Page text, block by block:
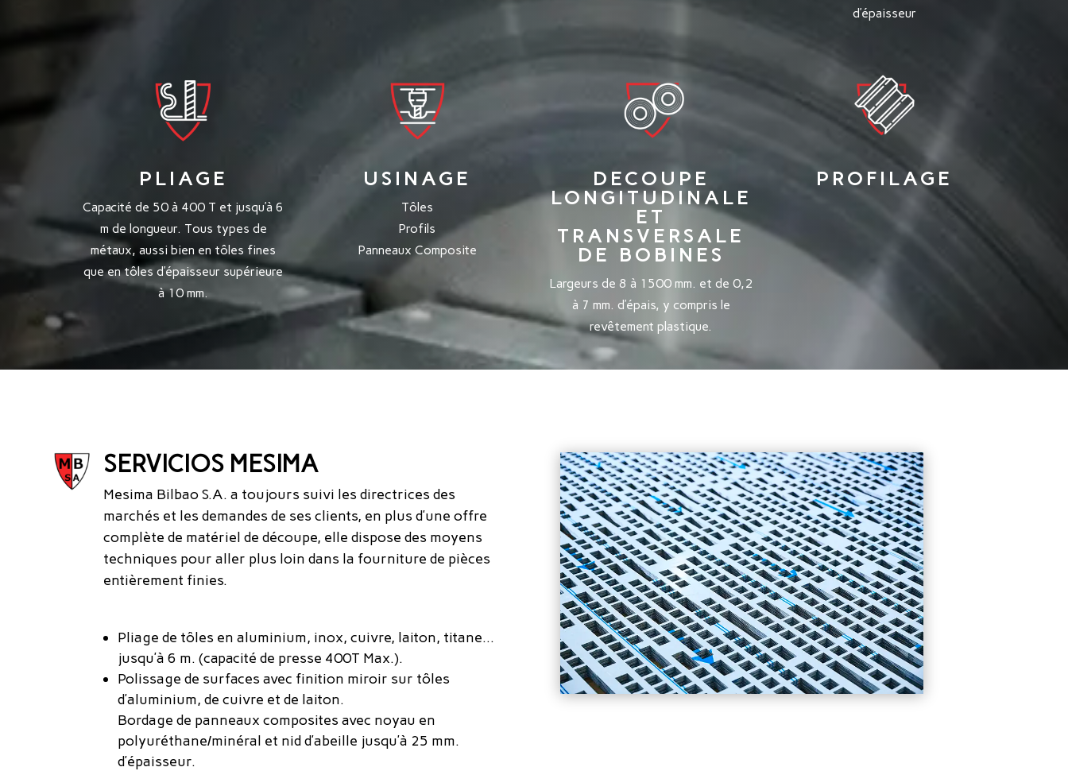
d’épaisseur
PLIAGE
Capacité de 50 à 400 T et jusqu’à 6
m de longueur. Tous types de
métaux, aussi bien en tôles fines
que en tôles d’épaisseur supérieure
à 10 mm.
USINAGE
Tôles
Profils
Panneaux Composite
DECOUPE
LONGITUDINALE
ET
TRANSVERSALE
DE BOBINES
Largeurs de 8 à 1500 mm. et de 0,2
à 7 mm. d’épais, y compris le
revêtement plastique.
PROFILAGE
SERVICIOS MESIMA
Mesima Bilbao S.A. a toujours suivi les directrices des
marchés et les demandes de ses clients, en plus d’une offre
complète de matériel de découpe, elle dispose des moyens
techniques pour aller plus loin dans la fourniture de pièces
entièrement finies.
Pliage de tôles en aluminium, inox, cuivre, laiton, titane…
jusqu’à 6 m. (capacité de presse 400T Max.).
Polissage de surfaces avec finition miroir sur tôles
d’aluminium, de cuivre et de laiton.
Bordage de panneaux composites avec noyau en
polyuréthane/minéral et nid d’abeille jusqu’à 25 mm.
d’épaisseur.